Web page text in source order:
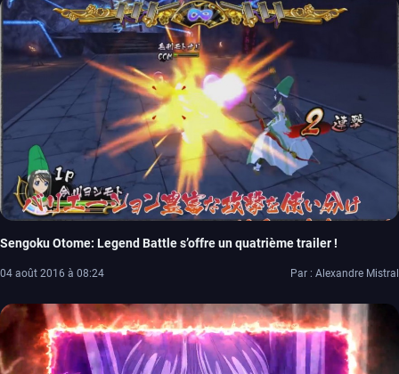
Sengoku Otome: Legend Battle s’offre un quatrième trailer !
04 août 2016 à 08:24 Par : Alexandre Mistral